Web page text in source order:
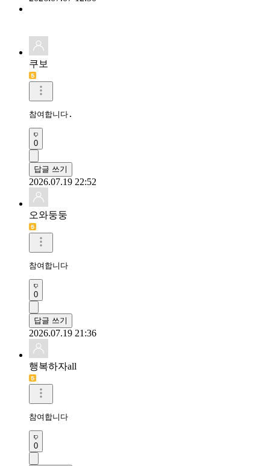
쿠보
참여합니다.
0
답글 쓰기
2026.07.19 22:52
오와둥둥
참여합니다
0
답글 쓰기
2026.07.19 21:36
행복하자all
참여합니다
0